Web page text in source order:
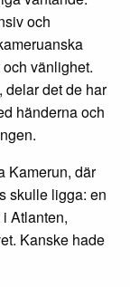
och
vänlighet.
delar det de har
händerna och
Kamerun, där
skulle ligga: en
Atlanten,
Kanske hade